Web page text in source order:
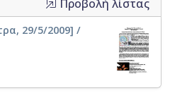
Προβολή λίστας
29/5/2009] /